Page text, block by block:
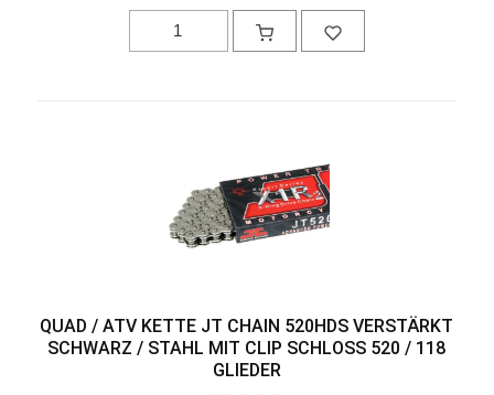
QUAD / ATV KETTE JT CHAIN 520HDS VERSTÄRKT
SCHWARZ / STAHL MIT CLIP SCHLOSS 520 / 118 G
LIEDER